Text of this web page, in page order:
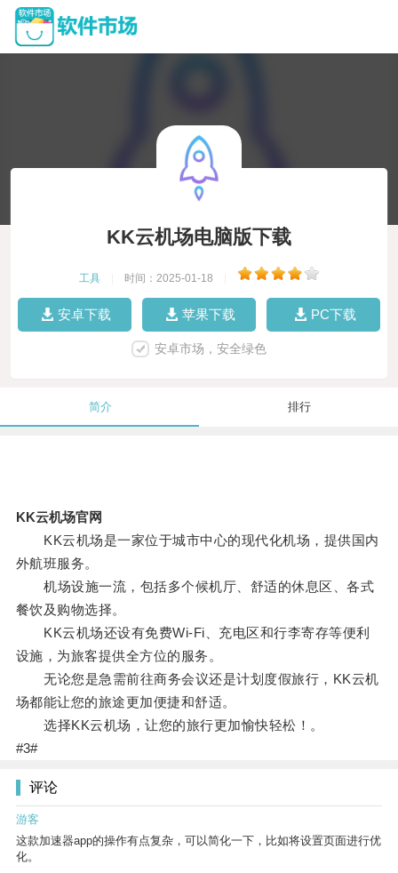
KK云机场电脑版下载
工具 时间：2025-01-18
安卓下载 苹果下载 PC下载
安卓市场，安全绿色
简介 排行
KK云机场官网
KK云机场是一家位于城市中心的现代化机场，提供国内
外航班服务。
机场设施一流，包括多个候机厅、舒适的休息区、各式
餐饮及购物选择。
KK云机场还设有免费Wi-Fi、充电区和行李寄存等便利
设施，为旅客提供全方位的服务。
无论您是急需前往商务会议还是计划度假旅行，KK云机
场都能让您的旅途更加便捷和舒适。
选择KK云机场，让您的旅行更加愉快轻松！。
#3#
评论
游客
这款加速器app的操作有点复杂，可以简化一下，比如将设置页面进行优
化。